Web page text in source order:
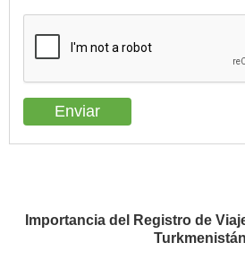
Importancia del Registro de
Turkmenistán